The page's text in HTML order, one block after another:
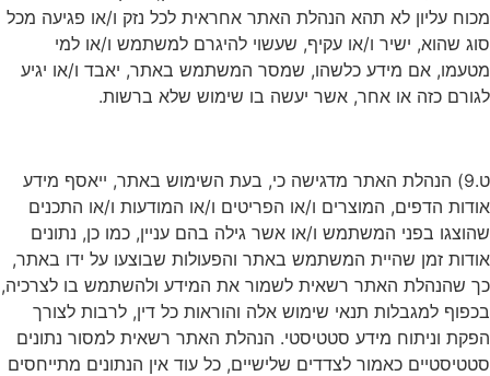
מכוח עליון לא תהא הנהלת האתר אחראית לכל נזק ו/או פגיעה מכל
סוג שהוא, ישיר ו/או עקיף, שעשוי להיגרם למשתמש ו/או למי
מטעמו, אם מידע כלשהו, שמסר המשתמש באתר, יאבד ו/או יגיע
לגורם כזה או אחר, אשר יעשה בו שימוש שלא ברשות.
ט.9) הנהלת האתר מדגישה כי, בעת השימוש באתר, ייאסף מידע
אודות הדפים, המוצרים ו/או הפריטים ו/או המודעות ו/או התכנים
שהוצגו בפני המשתמש ו/או אשר גילה בהם עניין, כמו כן, נתונים
אודות זמן שהיית המשתמש באתר והפעולות שבוצעו על ידו באתר,
כך שהנהלת האתר רשאית לשמור את המידע ולהשתמש בו לצרכיה,
בכפוף למגבלות תנאי שימוש אלה והוראות כל דין, לרבות לצורך
הפקת וניתוח מידע סטטיסטי. הנהלת האתר רשאית למסור נתונים
סטטיסטיים כאמור לצדדים שלישיים, כל עוד אין הנתונים מתייחסים